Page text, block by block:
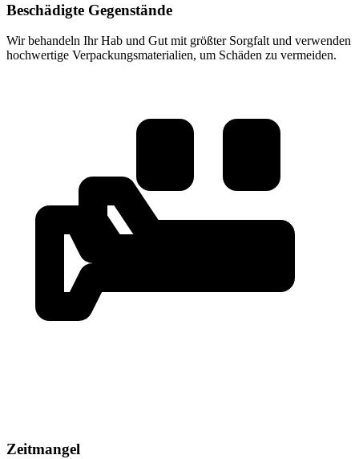
Beschädigte Gegenstände
Wir behandeln Ihr Hab und Gut mit größter Sorgfalt und verwenden
hochwertige Verpackungsmaterialien, um Schäden zu vermeiden.
Zeitmangel